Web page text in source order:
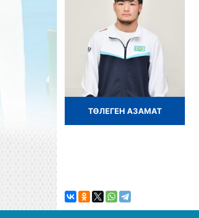
ТӨЛЕГЕН АЗАМАТ